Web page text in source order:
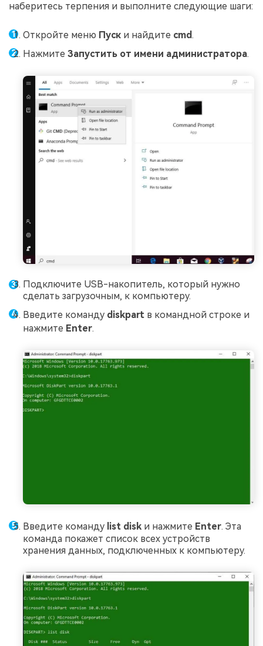
наберитесь терпения и выполните следующие шаги:
Откройте меню Пуск и найдите cmd.
Нажмите Запустить от имени администратора.
Подключите USB-накопитель, который нужно
сделать загрузочным, к компьютеру.
Введите команду diskpart в командной строке и
нажмите Enter.
Введите команду list disk и нажмите Enter. Эта
команда покажет список всех устройств
хранения данных, подключенных к компьютеру.